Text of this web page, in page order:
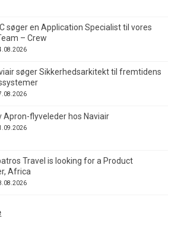
søger en Application Specialist til vores
– Crew
søger Sikkerhedsarkitekt til fremtidens
Apron-flyveleder hos Naviair
Travel is looking for a Product
Africa